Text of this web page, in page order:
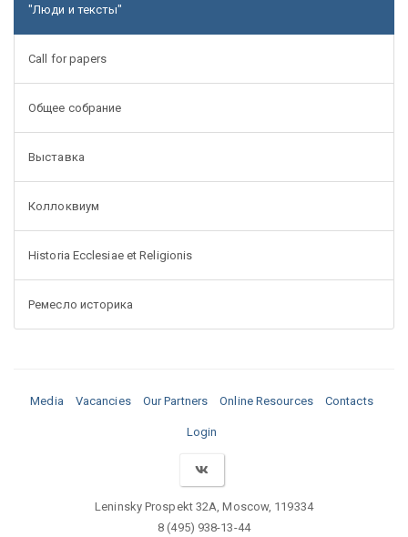
"Люди и тексты"
Call for papers
Общее собрание
Выставка
Коллоквиум
Historia Ecclesiae et Religionis
Ремесло историка
Media Vacancies Our Partners Online Resources Contacts
Login
Leninsky Prospekt 32A, Moscow, 119334
8 (495) 938-13-44